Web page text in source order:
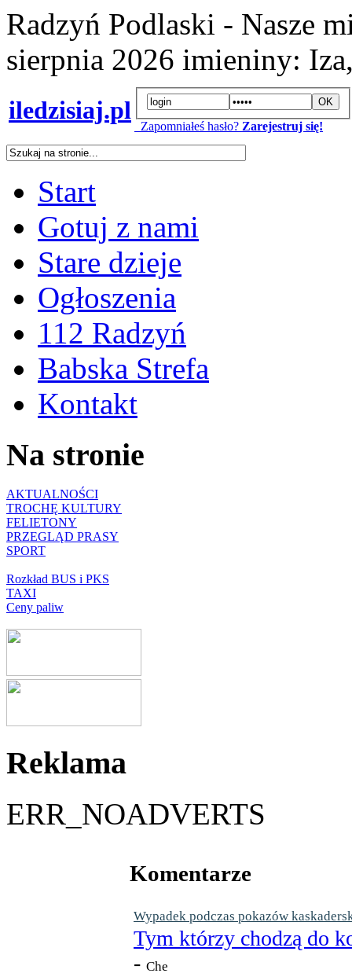
Radzyń Podlaski - Nasze
sierpnia 2026 imieniny:
iledzisiaj.pl
Zapomniałeś hasło? Zarejestruj się!
Start
Gotuj z nami
Stare dzieje
Ogłoszenia
112 Radzyń
Babska Strefa
Kontakt
Na stronie
AKTUALNOŚCI
TROCHĘ KULTURY
FELIETONY
PRZEGLĄD PRASY
SPORT
Rozkład BUS i PKS
TAXI
Ceny paliw
Reklama
ERR_NOADVERTS
Komentarze
Wypadek podczas pokazów
Tym którzy chodzą do
- Che